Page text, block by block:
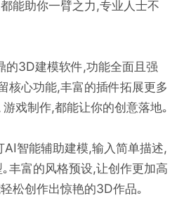
能助你一臂之力,专业人士不
的3D建模软件,功能全面且强
核心功能,丰富的插件拓展更多
戏制作,都能让你的创意落地｡
AI智能辅助建模,输入简单描述,
丰富的风格预设,让创作更加高
松创作出惊艳的3D作品｡